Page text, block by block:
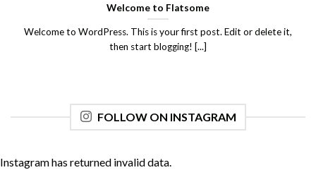
Welcome to Flatsome
Welcome to WordPress. This is your first post. Edit or delete it,
then start blogging! [...]
FOLLOW ON INSTAGRAM
Instagram has returned invalid data.